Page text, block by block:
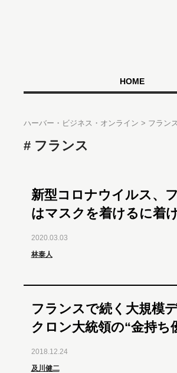
HOME
ハーバー・ビジネス・オンライン フランス
フランス
新型コロナウイルス、
はマスクを着けるに着
2020.03.03
林泰人
フランスで続く大規模
クロン大統領の“金持ち
2018.12.24
及川健二